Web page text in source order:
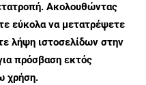
Ακολουθώντας
εύκολα να μετατρέψετε
λήψη ιστοσελίδων στην
πρόσβαση εκτός
χρήση.